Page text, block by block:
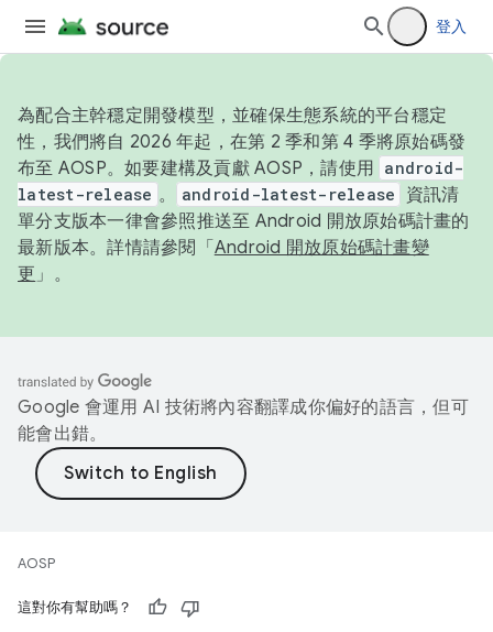
登入
為配合主幹穩定開發模型，並確保生態系統的平台穩定
性，我們將自 2026 年起，在第 2 季和第 4 季將原始碼發
布至 AOSP。如要建構及貢獻 AOSP，請使用 android-
latest-release 。 android-latest-release
資訊清
單分支版本一律會參照推送至 Android 開放原始碼計畫的
最新版本。詳情請參閱「 Android 開放原始碼計畫變
更 」。
Google 會運用 AI 技術將內容翻譯成你偏好的語言，但可
能會出錯。
AOSP
這對你有幫助嗎？